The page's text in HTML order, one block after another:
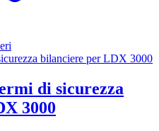
di sicurezza
3000